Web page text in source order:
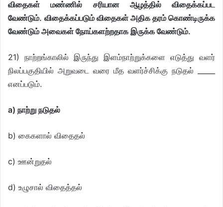
விதைகள் மண்ணில் சரியான ஆழத்தில் விதைக்கப்பட
வேண்டும். விதைக்கப்படும் விதைகள் அதிக தரம் கொண்டிருக்க
வேண்டும் அவைகள் நோய்களற்றதாக இருக்க வேண்டும்.
21) நாற்றங்காலில் இருந்து இளம்நாற்றுக்களை எடுத்து வளர்
நிலப்பகுதியில் அறுவடை வரை மீத வளர்ச்சிக்கு நடுதல் _____
எனப்படும்.
a) நாற்று நடுதல்
b) கைகளால் விதைதல்
c) ஊன்றுதல்
d) உழுசால் விதைத்தல்